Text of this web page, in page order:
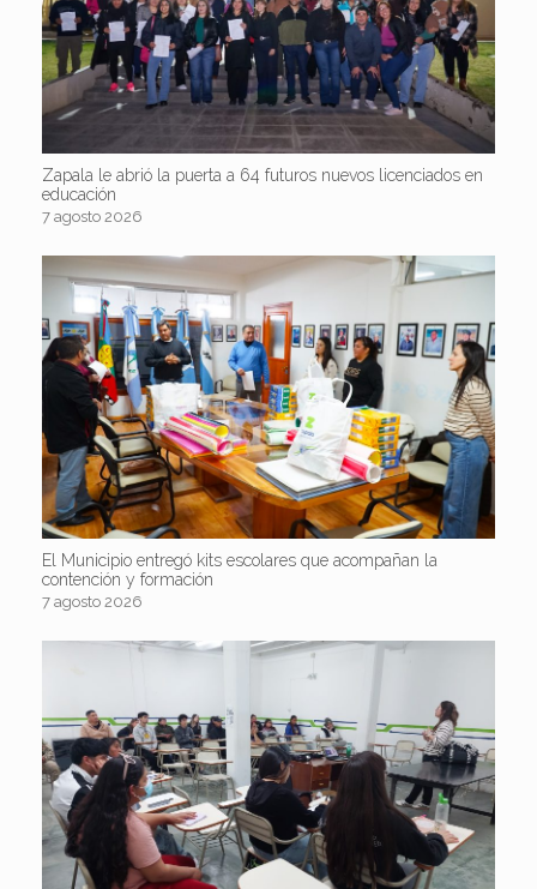
Zapala le abrió la puerta a 64 futuros nuevos licenciados en
educación
7 agosto 2026
El Municipio entregó kits escolares que acompañan la
contención y formación
7 agosto 2026